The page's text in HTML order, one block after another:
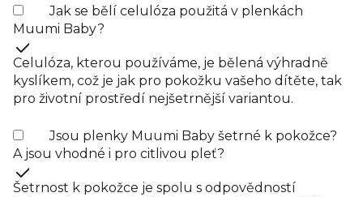
Jak se bělí celulóza použitá v plenkách
Muumi Baby?
Celulóza, kterou používáme, je bělená výhradně
kyslíkem, což je jak pro pokožku vašeho dítěte, tak
pro životní prostředí nejšetrnější variantou.
Jsou plenky Muumi Baby šetrné k pokožce?
A jsou vhodné i pro citlivou pleť?
Šetrnost k pokožce je spolu s odpovědností